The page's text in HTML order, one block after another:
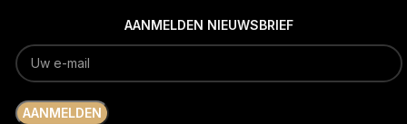
AANMELDEN NIEUWSBRIEF